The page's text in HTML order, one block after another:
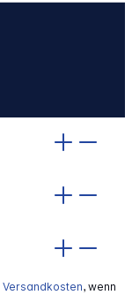
Versandkosten, wenn